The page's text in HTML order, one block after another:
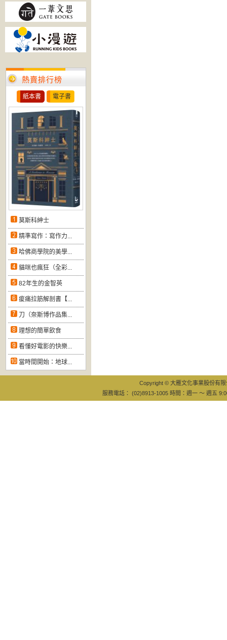
熱賣排行榜
紙本書 電子書
莫斯科紳士
精準寫作：寫作力...
哈佛商學院的美學...
貓咪也瘋狂（全彩...
82年生的金智英
痠痛拉筋解剖書【...
刀（奈斯博作品集...
理想的簡單飲食
看懂好電影的快樂...
當時間開始：地球...
Copyright © 大雁文化事業股份有
服務電話： (02)8913-1005 時間：週一 ～ 週五